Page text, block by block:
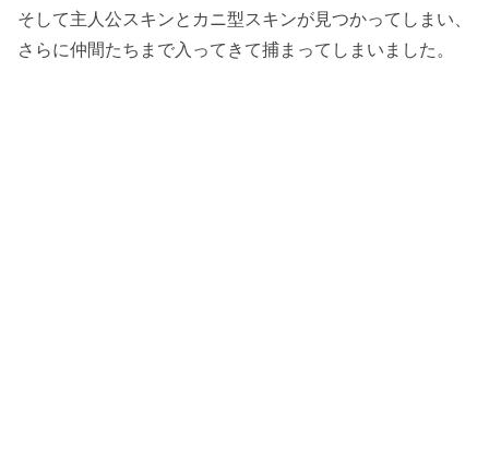
そして主人公スキンとカニ型スキンが見つかってしまい、
さらに仲間たちまで入ってきて捕まってしまいました。